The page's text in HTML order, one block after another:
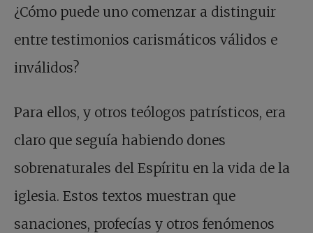
¿Cómo puede uno comenzar a distinguir
entre testimonios carismáticos válidos e
inválidos?
Para ellos, y otros teólogos patrísticos, era
claro que seguía habiendo dones
sobrenaturales del Espíritu en la vida de la
iglesia. Estos textos muestran que
sanaciones, profecías y otros fenómenos